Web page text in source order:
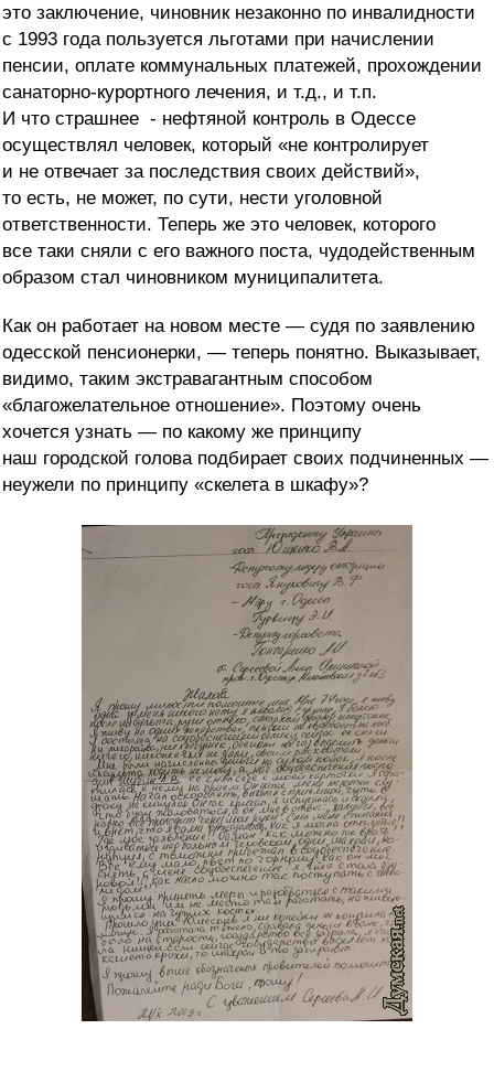
это заключение, чиновник незаконно по инвалидности
с 1993 года пользуется льготами при начислении
пенсии, оплате коммунальных платежей, прохождении
санаторно-курортного лечения, и т.д., и т.п.
И что страшнее - нефтяной контроль в Одессе
осуществлял человек, который «не контролирует
и не отвечает за последствия своих действий»,
то есть, не может, по сути, нести уголовной
ответственности. Теперь же это человек, которого
все таки сняли с его важного поста, чудодейственным
образом стал чиновником муниципалитета.
Как он работает на новом месте — судя по заявлению
одесской пенсионерки, — теперь понятно. Выказывает,
видимо, таким экстравагантным способом
«благожелательное отношение». Поэтому очень
хочется узнать — по какому же принципу
наш городской голова подбирает своих подчиненных —
неужели по принципу «скелета в шкафу»?